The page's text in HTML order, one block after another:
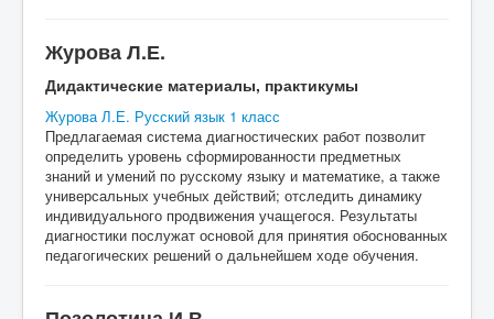
Журова Л.Е.
Дидактические материалы, практикумы
Журова Л.Е. Русский язык 1 класс
Предлагаемая система диагностических работ позволит
определить уровень сформированности предметных
знаний и умений по русскому языку и математике, а также
универсальных учебных действий; отследить динамику
индивидуального продвижения учащегося. Результаты
диагностики послужат основой для принятия обоснованных
педагогических решений о дальнейшем ходе обучения.